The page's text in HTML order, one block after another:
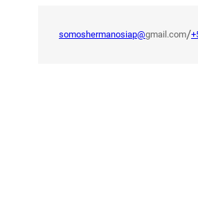
somoshermanosiap@gmail.com/